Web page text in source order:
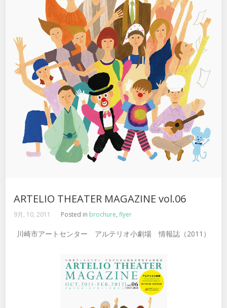
ARTELIO THEATER MAGAZINE vol.06
9月, 10, 2011 Posted in brochure,flyer
川崎市アートセンター アルテリオ小劇場 情報誌（2011）